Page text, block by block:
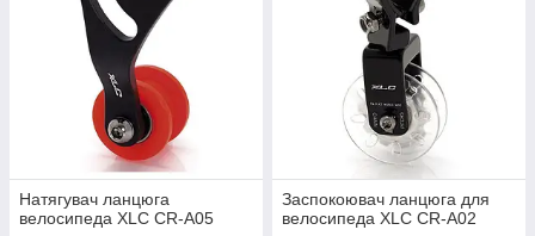
Натягувач ланцюга
велосипеда XLC CR-A05
Заспокоювач ланцюга для
велосипеда XLC CR-A02